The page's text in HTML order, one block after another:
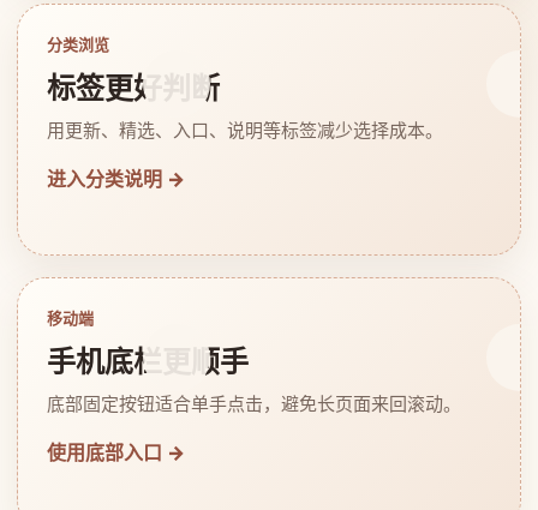
分类浏览
标签更好判断
用更新、精选、入口、说明等标签减少选择成本。
进入分类说明 →
移动端
手机底栏更顺手
底部固定按钮适合单手点击，避免长页面来回滚动。
使用底部入口 →